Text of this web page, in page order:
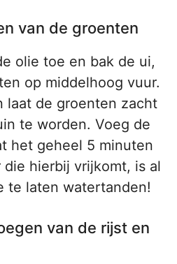
van de groenten
olie toe en bak de ui,
op middelhoog vuur.
laat de groenten zacht
te worden. Voeg de
het geheel 5 minuten
die hierbij vrijkomt, is al
te laten watertanden!
van de rijst en